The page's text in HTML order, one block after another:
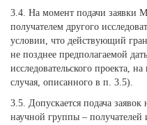
3.4. На момент подачи заявки
получателем другого
условии, что действующий
не позднее предполагаемой
исследовательского проекта,
случая, описанного в п. 3.5).
3.5. Допускается подача
научной группы – получателей